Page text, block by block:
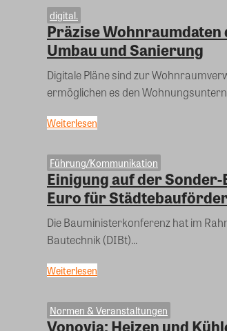
digital.
Präzise
Umbau und Sanierung
Digitale Pläne sind zur
ermöglichen es den
Weiterlesen
Führung/Kommunikation
Einigung auf der
Euro für
Die Bauministerkonferenz hat im
Bautechnik (DIBt)...
Weiterlesen
Normen & Veranstaltungen
Vonovia: Heizen und